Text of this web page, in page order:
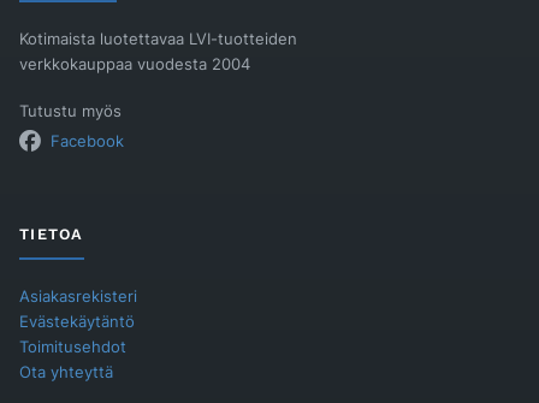
Kotimaista luotettavaa LVI-tuotteiden
verkkokauppaa vuodesta 2004
Tutustu myös
Facebook
TIETOA
Asiakasrekisteri
Evästekäytäntö
Toimitusehdot
Ota yhteyttä